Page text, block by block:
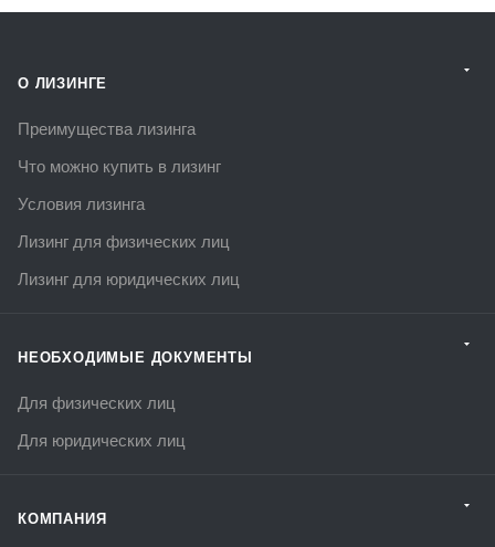
О ЛИЗИНГЕ
Преимущества лизинга
Что можно купить в лизинг
Условия лизинга
Лизинг для физических лиц
Лизинг для юридических лиц
НЕОБХОДИМЫЕ ДОКУМЕНТЫ
Для физических лиц
Для юридических лиц
КОМПАНИЯ